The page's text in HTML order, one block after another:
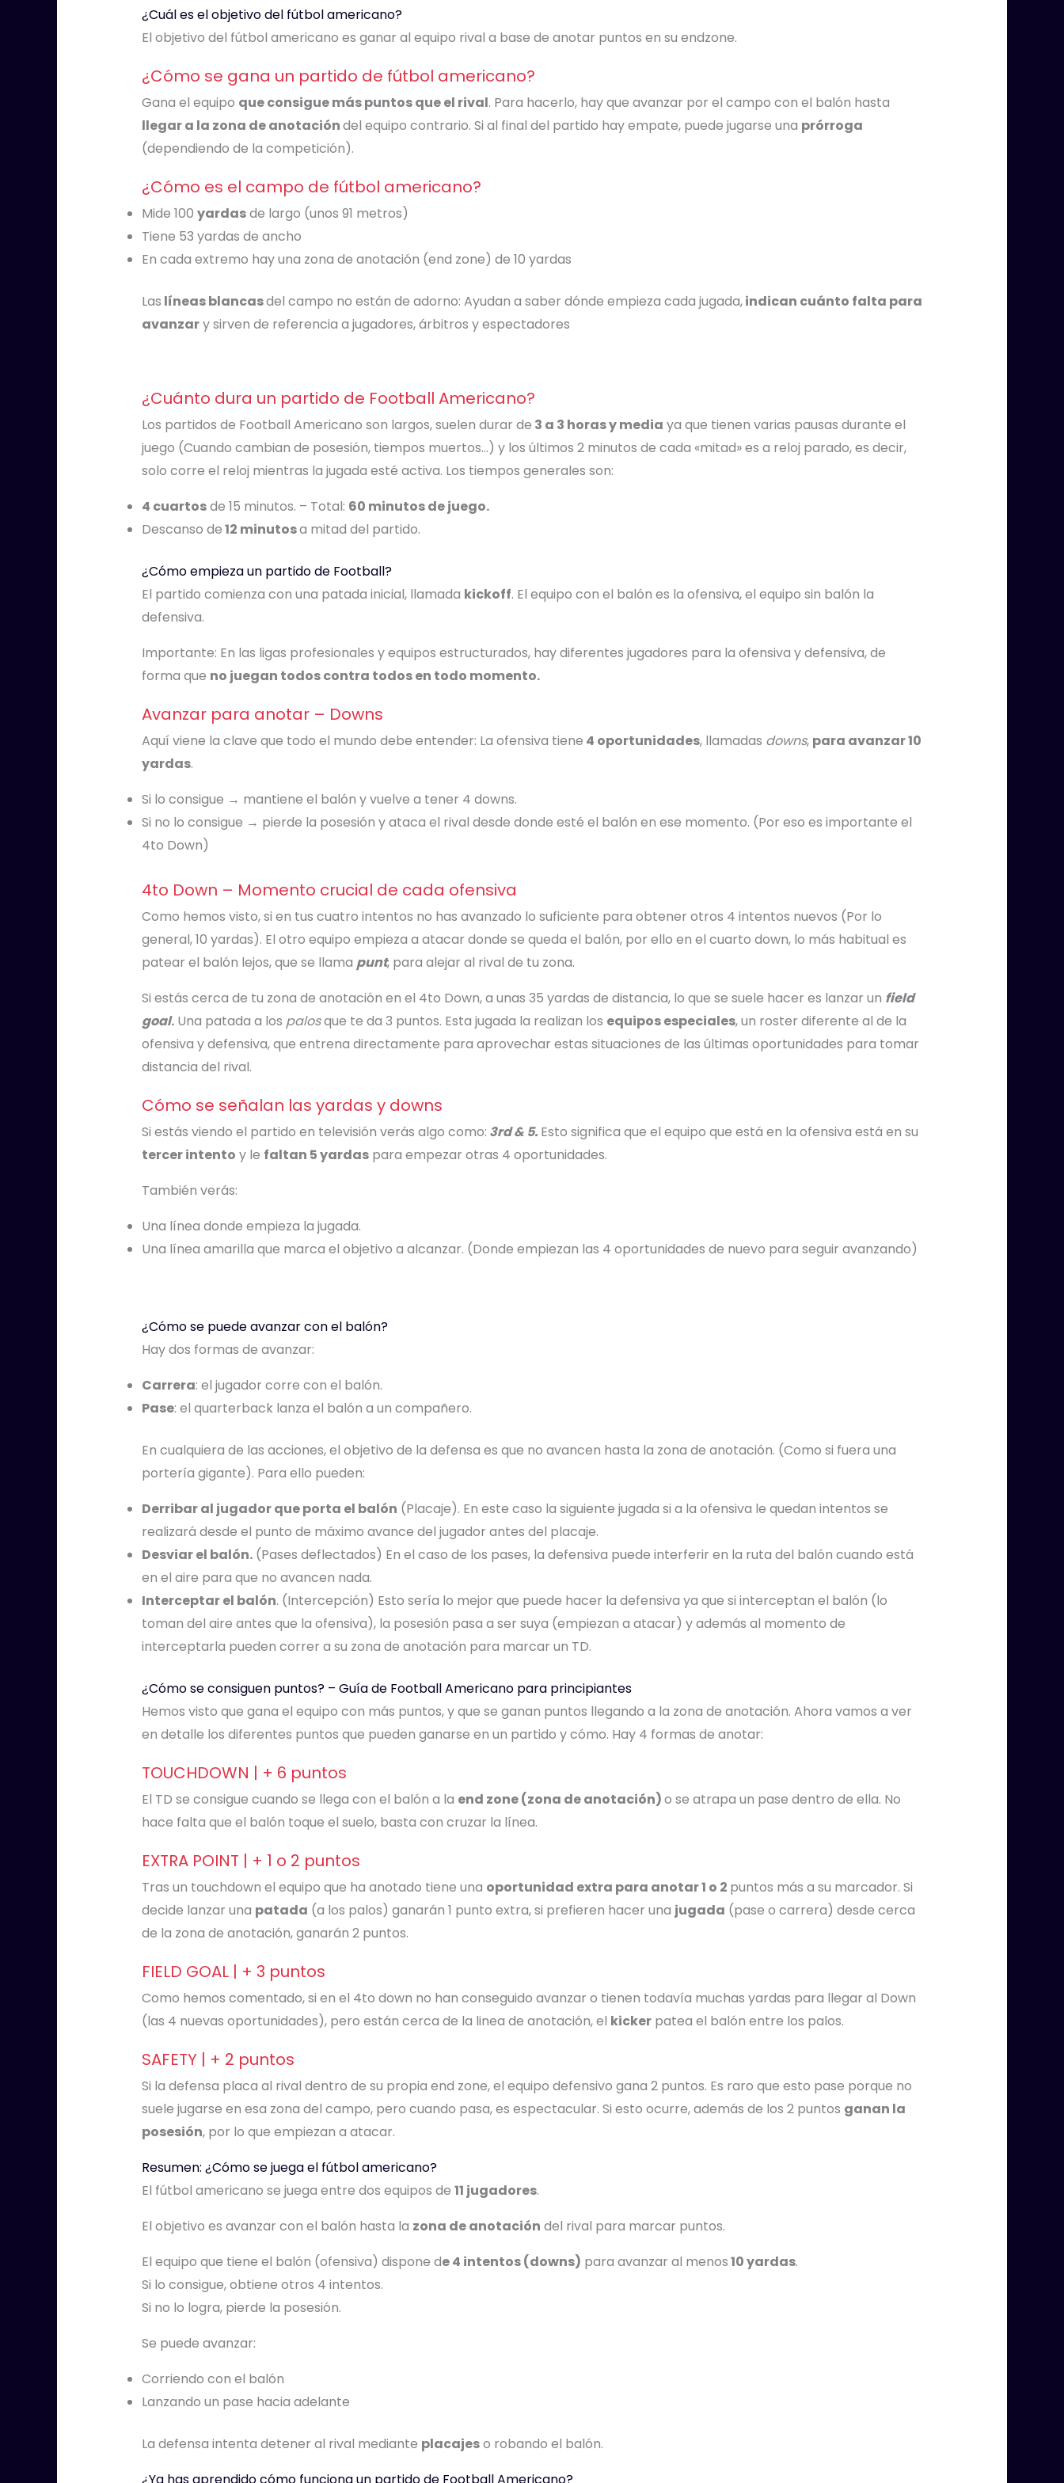
¿Cuál es el objetivo del fútbol americano?
El objetivo del fútbol americano es ganar al equipo rival a base de anotar puntos en su endzone.
¿Cómo se gana un partido de fútbol americano?
Gana el equipo que consigue más puntos que el rival. Para hacerlo, hay que avanzar por el campo con el balón hasta
llegar a la zona de anotacióndel equipo contrario. Si al final del partido hay empate, puede jugarse una prórroga
(dependiendo de la competición).
¿Cómo es el campo de fútbol americano?
Mide 100 yardasde largo (unos 91 metros)
Tiene 53 yardas de ancho
En cada extremo hay una zona de anotación (end zone) de 10 yardas
Las líneas blancasdel campo no están de adorno: Ayudan a saber dónde empieza cada jugada,indican cuánto falta para
avanzary sirven de referencia a jugadores, árbitros y espectadores
¿Cuánto dura un partido de Football Americano?
Los partidos de Football Americano son largos, suelen durar de 3 a 3 horas y media ya que tienen varias pausas durante el
juego (Cuando cambian de posesión, tiempos muertos…) y los últimos 2 minutos de cada «mitad» es a reloj parado, es decir,
solo corre el reloj mientras la jugada esté activa. Los tiempos generales son:
4 cuartosde 15 minutos. – Total: 60 minutos de juego.
Descanso de12 minutosa mitad del partido.
¿Cómo empieza un partido de Football?
El partido comienza con una patada inicial, llamada kickoff. El equipo con el balón es la ofensiva, el equipo sin balón la
defensiva.
Importante: En las ligas profesionales y equipos estructurados, hay diferentes jugadores para la ofensiva y defensiva, de
forma que no juegan todos contra todos en todo momento.
Avanzar para anotar – Downs
Aquí viene la clave que todo el mundo debe entender: La ofensiva tiene 4 oportunidades, llamadas downs, para avanzar 10
yardas.
Si lo consigue → mantiene el balón y vuelve a tener 4 downs.
Si no lo consigue → pierde la posesión y ataca el rival desde donde esté el balón en ese momento. (Por eso es importante el
4to Down)
4to Down – Momento crucial de cada ofensiva
Como hemos visto, si en tus cuatro intentos no has avanzado lo suficiente para obtener otros 4 intentos nuevos (Por lo
general, 10 yardas). El otro equipo empieza a atacar donde se queda el balón, por ello en el cuarto down, lo más habitual es
patear el balón lejos, que se llama punt, para alejar al rival de tu zona.
Si estás cerca de tu zona de anotación en el 4to Down, a unas 35 yardas de distancia, lo que se suele hacer es lanzar un field
goal.Una patada a los palosque te da 3 puntos. Esta jugada la realizan los equipos especiales, un roster diferente al de la
ofensiva y defensiva, que entrena directamente para aprovechar estas situaciones de las últimas oportunidades para tomar
distancia del rival.
Cómo se señalan las yardas y downs
Si estás viendo el partido en televisión verás algo como: 3rd & 5.Esto significa que el equipo que está en la ofensiva está en su
tercer intento y le faltan 5 yardaspara empezar otras 4 oportunidades.
También verás:
Una línea donde empieza la jugada.
Una línea amarilla que marca el objetivo a alcanzar. (Donde empiezan las 4 oportunidades de nuevo para seguir avanzando)
¿Cómo se puede avanzar con el balón?
Hay dos formas de avanzar:
Carrera: el jugador corre con el balón.
Pase: el quarterback lanza el balón a un compañero.
En cualquiera de las acciones, el objetivo de la defensa es que no avancen hasta la zona de anotación. (Como si fuera una
portería gigante). Para ello pueden:
Derribar al jugador que porta el balón (Placaje). En este caso la siguiente jugada si a la ofensiva le quedan intentos se
realizará desde el punto de máximo avance del jugador antes del placaje.
Desviar el balón.(Pases deflectados) En el caso de los pases, la defensiva puede interferir en la ruta del balón cuando está
en el aire para que no avancen nada.
Interceptar el balón. (Intercepción) Esto sería lo mejor que puede hacer la defensiva ya que si interceptan el balón (lo
toman del aire antes que la ofensiva), la posesión pasa a ser suya (empiezan a atacar) y además al momento de
interceptarla pueden correr a su zona de anotación para marcar un TD.
¿Cómo se consiguen puntos? – Guía de Football Americano para principiantes
Hemos visto que gana el equipo con más puntos, y que se ganan puntos llegando a la zona de anotación. Ahora vamos a ver
en detalle los diferentes puntos que pueden ganarse en un partido y cómo. Hay 4 formas de anotar:
TOUCHDOWN | + 6 puntos
El TD se consigue cuando se llega con el balón a la end zone (zona de anotación)o se atrapa un pase dentro de ella. No
hace falta que el balón toque el suelo, basta con cruzar la línea.
EXTRA POINT | + 1 o 2 puntos
Tras un touchdown el equipo que ha anotado tiene una oportunidad extra para anotar 1 o 2 puntos más a su marcador. Si
decide lanzar una patada (a los palos) ganarán 1 punto extra, si prefieren hacer una jugada (pase o carrera) desde cerca
de la zona de anotación, ganarán 2 puntos.
FIELD GOAL | + 3 puntos
Como hemos comentado, si en el 4to down no han conseguido avanzar o tienen todavía muchas yardas para llegar al Down
(las 4 nuevas oportunidades), pero están cerca de la linea de anotación, el kickerpatea el balón entre los palos.
SAFETY | + 2 puntos
Si la defensa placa al rival dentro de su propia end zone, el equipo defensivo gana 2 puntos. Es raro que esto pase porque no
suele jugarse en esa zona del campo, pero cuando pasa, es espectacular. Si esto ocurre, además de los 2 puntos ganan la
posesión, por lo que empiezan a atacar.
Resumen: ¿Cómo se juega el fútbol americano?
El fútbol americano se juega entre dos equipos de 11 jugadores.
El objetivo es avanzar con el balón hasta la zona de anotación del rival para marcar puntos.
El equipo que tiene el balón (ofensiva) dispone de 4 intentos (downs) para avanzar al menos10 yardas.
Si lo consigue, obtiene otros 4 intentos.
Si no lo logra, pierde la posesión.
Se puede avanzar:
Corriendo con el balón
Lanzando un pase hacia adelante
La defensa intenta detener al rival mediante placajeso robando el balón.